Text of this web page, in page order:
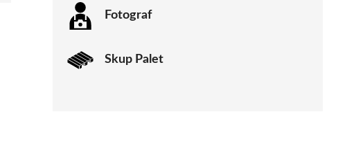
Fotograf
Skup Palet